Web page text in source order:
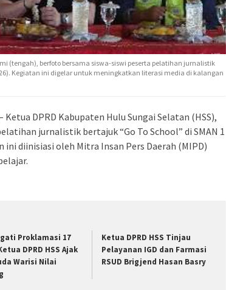
(tengah), berfoto bersama siswa-siswi peserta pelatihan jurnalistik
Kegiatan ini digelar untuk meningkatkan literasi media di kalangan
Ketua DPRD Kabupaten Hulu Sungai Selatan (HSS),
jurnalistik bertajuk “Go To School” di SMAN 1
diinisiasi oleh Mitra Insan Pers Daerah (MIPD)
Proklamasi 17
DPRD HSS Ajak
Warisi Nilai
Ketua DPRD HSS Tinjau
Pelayanan IGD dan Farmasi
RSUD Brigjend Hasan Basry